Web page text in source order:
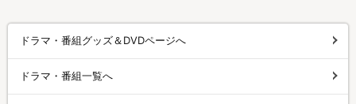
ドラマ・番組グッズ＆DVDページへ
ドラマ・番組一覧へ